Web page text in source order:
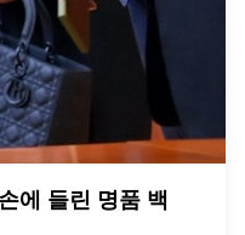
에 들린 명품 백